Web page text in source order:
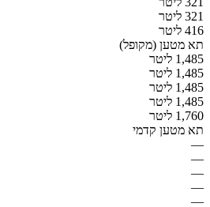
321 ליטר
416 ליטר
תא מטען (מקופל)
1,485 ליטר
1,485 ליטר
1,485 ליטר
1,485 ליטר
1,760 ליטר
תא מטען קדמי
—
—
—
—
—